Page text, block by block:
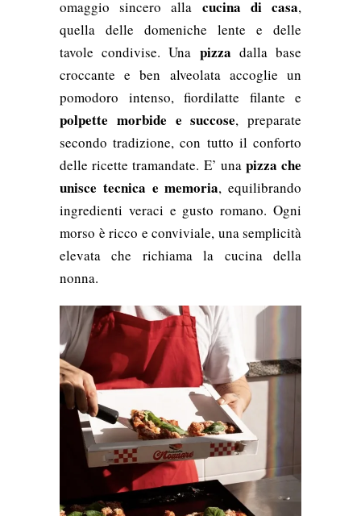
omaggio sincero alla cucina di casa,
quella delle domeniche lente e delle
tavole condivise. Una pizza dalla base
croccante e ben alveolata accoglie un
pomodoro intenso, fiordilatte filante e
polpette morbide e succose, preparate
secondo tradizione, con tutto il conforto
delle ricette tramandate. E’ una pizza che
unisce tecnica e memoria, equilibrando
ingredienti veraci e gusto romano. Ogni
morso è ricco e conviviale, una semplicità
elevata che richiama la cucina della
nonna.